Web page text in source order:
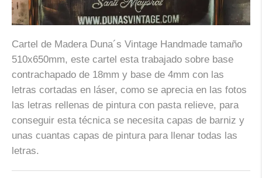
Cartel de Madera Duna´s Vintage Handmade tamaño
510x650mm, este cartel esta trabajado sobre base
contrachapado de 18mm y base de 4mm con las
letras cortadas en láser, como se aprecia en las fotos
las letras rellenas de pintura con pasta relieve, para
conseguir esta técnica se necesita capas de barniz y
unas cuantas capas de pintura para llenar todas las
letras.